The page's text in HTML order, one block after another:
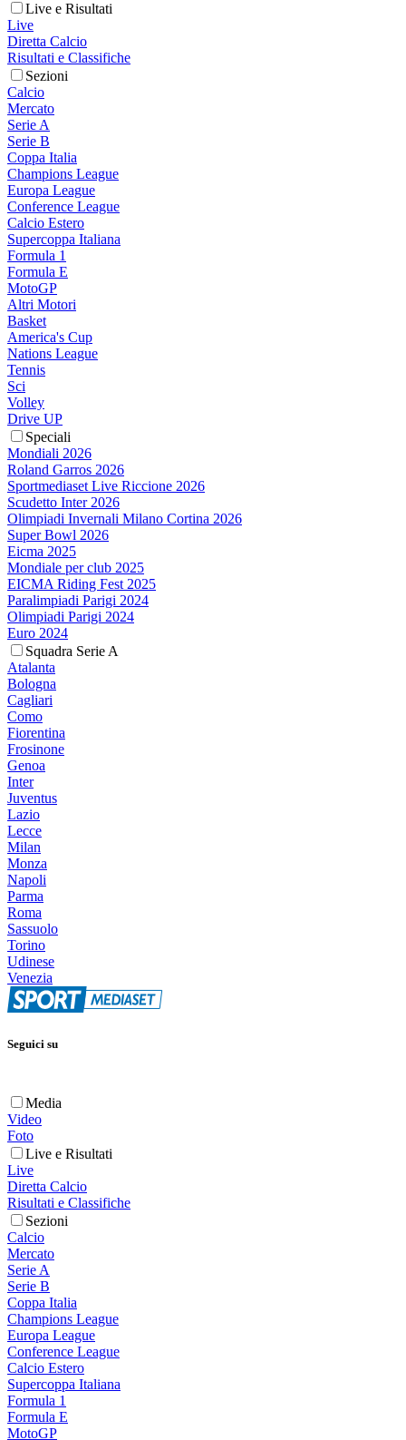
Live e Risultati
Live
Diretta Calcio
Risultati e Classifiche
Sezioni
Calcio
Mercato
Serie A
Serie B
Coppa Italia
Champions League
Europa League
Conference League
Calcio Estero
Supercoppa Italiana
Formula 1
Formula E
MotoGP
Altri Motori
Basket
America's Cup
Nations League
Tennis
Sci
Volley
Drive UP
Speciali
Mondiali 2026
Roland Garros 2026
Sportmediaset Live Riccione 2026
Scudetto Inter 2026
Olimpiadi Invernali Milano Cortina 2026
Super Bowl 2026
Eicma 2025
Mondiale per club 2025
EICMA Riding Fest 2025
Paralimpiadi Parigi 2024
Olimpiadi Parigi 2024
Euro 2024
Squadra Serie A
Atalanta
Bologna
Cagliari
Como
Fiorentina
Frosinone
Genoa
Inter
Juventus
Lazio
Lecce
Milan
Monza
Napoli
Parma
Roma
Sassuolo
Torino
Udinese
Venezia
Seguici su
Media
Video
Foto
Live e Risultati
Live
Diretta Calcio
Risultati e Classifiche
Sezioni
Calcio
Mercato
Serie A
Serie B
Coppa Italia
Champions League
Europa League
Conference League
Calcio Estero
Supercoppa Italiana
Formula 1
Formula E
MotoGP